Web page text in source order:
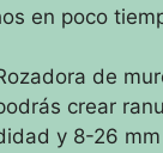
en poco
de
crear
y 8-26